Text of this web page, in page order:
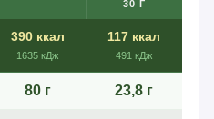
30 Г
390 ккал
1635 кДж
117 ккал
491 кДж
80 г 23,8 г